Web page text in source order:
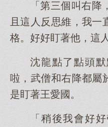
「第三個叫右
且這人反思維，我一
格。好好盯著他，這
沈龍點了點頭
啦，武僧和右降都屬
是盯著王愛國。
「稍後我會好